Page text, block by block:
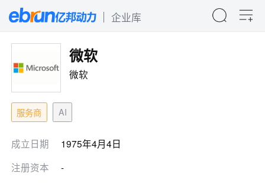
企业库
微软
微软
服务商 AI
成立日期
1975年4月4日
注册资本
-